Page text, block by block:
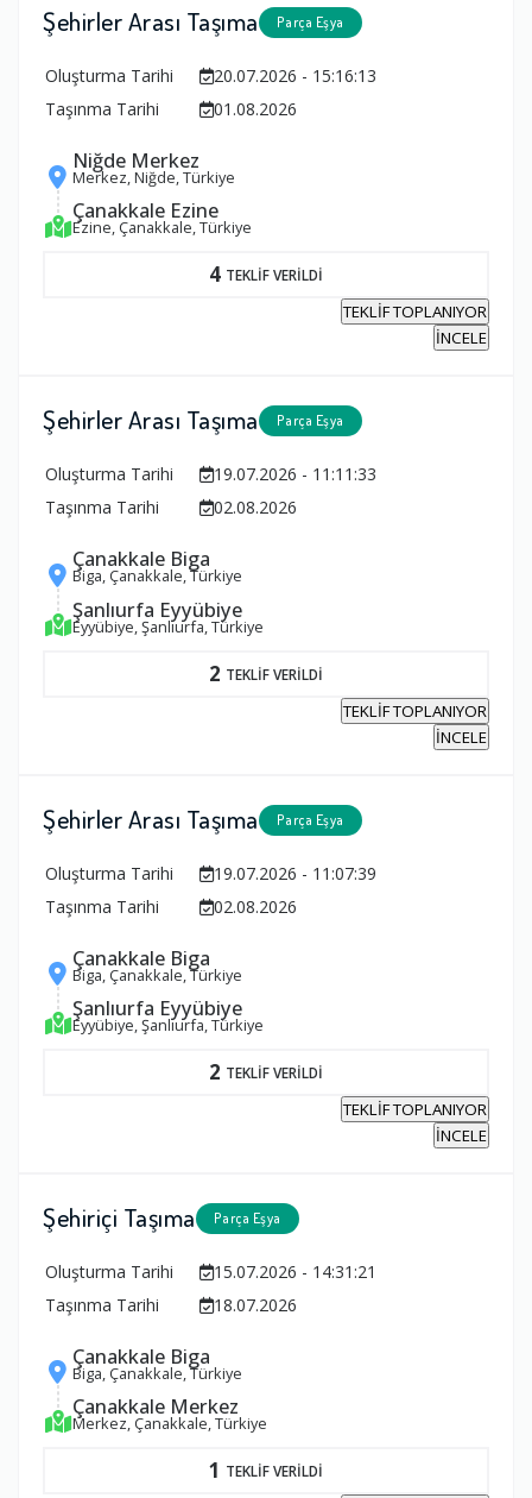
Şehirler Arası Taşıma Parça Eşya
Oluşturma Tarihi
20.07.2026 - 15:16:13
Taşınma Tarihi
01.08.2026
Niğde Merkez
Merkez, Niğde, Türkiye
Çanakkale Ezine
Ezine, Çanakkale, Türkiye
4 TEKLİF VERİLDİ
TEKLİF TOPLANIYOR
İNCELE
Şehirler Arası Taşıma Parça Eşya
Oluşturma Tarihi
19.07.2026 - 11:11:33
Taşınma Tarihi
02.08.2026
Çanakkale Biga
Biga, Çanakkale, Türkiye
Şanlıurfa Eyyübiye
Eyyübiye, Şanlıurfa, Türkiye
2 TEKLİF VERİLDİ
TEKLİF TOPLANIYOR
İNCELE
Şehirler Arası Taşıma Parça Eşya
Oluşturma Tarihi
19.07.2026 - 11:07:39
Taşınma Tarihi
02.08.2026
Çanakkale Biga
Biga, Çanakkale, Türkiye
Şanlıurfa Eyyübiye
Eyyübiye, Şanlıurfa, Türkiye
2 TEKLİF VERİLDİ
TEKLİF TOPLANIYOR
İNCELE
Şehiriçi Taşıma Parça Eşya
Oluşturma Tarihi
15.07.2026 - 14:31:21
Taşınma Tarihi
18.07.2026
Çanakkale Biga
Biga, Çanakkale, Türkiye
Çanakkale Merkez
Merkez, Çanakkale, Türkiye
1 TEKLİF VERİLDİ